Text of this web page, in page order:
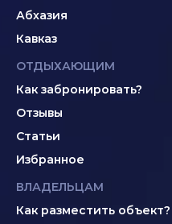
Абхазия
Кавказ
ОТДЫХАЮЩИМ
Как забронировать?
Отзывы
Статьи
Избранное
ВЛАДЕЛЬЦАМ
Как разместить объект?